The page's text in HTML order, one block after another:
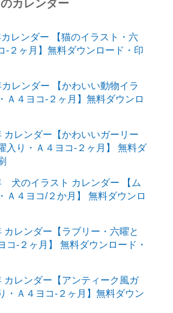
カレンダー
レンダー 【猫のイラスト・六
-２ヶ月】無料ダウンロード・印
レンダー 【かわいい動物イラ
Ａ４ヨコ-２ヶ月】無料ダウンロ
カレンダー【かわいいガーリー
入り・Ａ４ヨコ-２ヶ月】 無料ダ
犬のイラスト カレンダー 【ム
Ａ４ヨコ/２か月】 無料ダウンロ
カレンダー【ラブリー・六曜と
コ-２ヶ月】 無料ダウンロード・
カレンダー【アンティーク風ガ
・Ａ４ヨコ-２ヶ月】無料ダウン